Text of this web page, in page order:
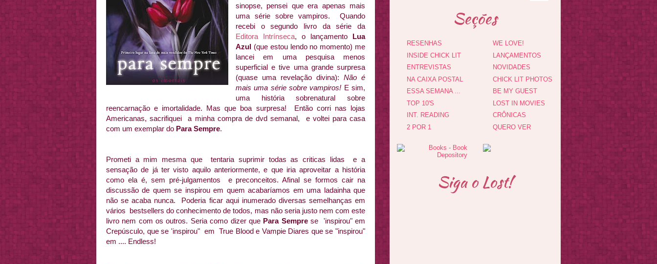
sinopse, pensei que era apenas mais
uma série sobre vampiros. Quando
recebi o segundo livro da série da
Editora Intrínseca, o lançamento Lua
Azul (que estou lendo no momento) me
lancei em uma pesquisa menos
superficial e tive uma grande surpresa
(quase uma revelação divina): Não é
mais uma série sobre vampiros! E sim,
uma história sobrenatural sobre
reencarnação e imortalidade. Mas que boa surpresa! Então corri nas lojas
Americanas, sacrifiquei a minha compra de dvd semanal, e voltei para casa
com um exemplar do Para Sempre.
Prometi a mim mesma que tentaria suprimir todas as criticas lidas e a
sensação de já ter visto aquilo anteriormente, e que iria aproveitar a história
como ela é, sem pré-julgamentos e preconceitos. Afinal se formos cair na
discussão de quem se inspirou em quem acabaríamos em uma ladainha que
não se acaba nunca. Poderia ficar aqui inumerado diversas semelhanças em
vários bestsellers do conhecimento de todos, mas não seria justo nem com este
livro nem com os outros. Seria como dizer que Para Semprese 'inspirou" em
Crepúsculo, que se 'inspirou" em True Blood e Vampie Diares que se "inspirou"
em .... Endless!
Seções
RESENHAS
INSIDE CHICK LIT
ENTREVISTAS
NA CAIXA POSTAL
ESSA SEMANA ...
TOP 10'S
INT. READING
2 POR 1
WE LOVE!
LANÇAMENTOS
NOVIDADES
CHICK LIT PHOTOS
BE MY GUEST
LOST IN MOVIES
CRÔNICAS
QUERO VER
Siga o Lost!